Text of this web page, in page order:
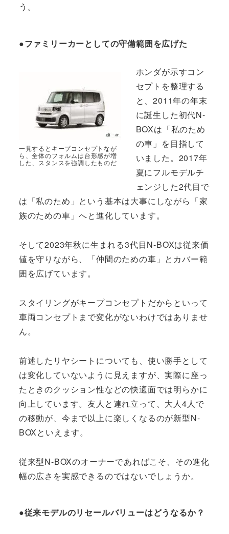
う。
●ファミリーカーとしての守備範囲を広げた
一見するとキープコンセプトなが
ら、全体のフォルムは台形感が増
した、スタンスを強調したものだ
ホンダが示すコン
セプトを整理する
と、2011年の年末
に誕生した初代N-
BOXは「私のため
の車」を目指して
いました。2017年
夏にフルモデルチ
ェンジした2代目で
は「私のため」という基本は大事にしながら「家
族のための車」へと進化しています。
そして2023年秋に生まれる3代目N-BOXは従来価
値を守りながら、「仲間のための車」とカバー範
囲を広げています。
スタイリングがキープコンセプトだからといって
車両コンセプトまで変化がないわけではありませ
ん。
前述したリヤシートについても、使い勝手として
は変化していないように見えますが、実際に座っ
たときのクッション性などの快適面では明らかに
向上しています。友人と連れ立って、大人4人で
の移動が、今まで以上に楽しくなるのが新型N-
BOXといえます。
従来型N-BOXのオーナーであればこそ、その進化
幅の広さを実感できるのではないでしょうか。
●従来モデルのリセールバリューはどうなるか？